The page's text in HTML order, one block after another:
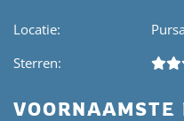
Locatie:
Sterren: